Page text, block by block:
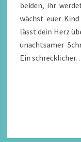
beiden, ihr
wächst euer
lässt dein Herz
unachtsamer
Ein